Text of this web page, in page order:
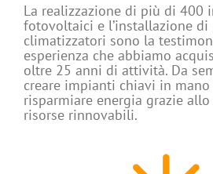
La realizzazione di più di 400
fotovoltaici e l’installazione
climatizzatori sono la
esperienza che abbiamo
oltre 25 anni di attività. Da
creare impianti chiavi in
risparmiare energia grazie
risorse rinnovabili.